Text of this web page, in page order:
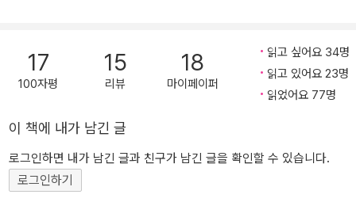
17
100자평
15
리뷰
18
마이페이퍼
읽고 싶어요 34명
읽고 있어요 23명
읽었어요 77명
이 책에 내가 남긴 글
로그인하면 내가 남긴 글과 친구가 남긴 글을 확인할 수 있습니다.
로그인하기